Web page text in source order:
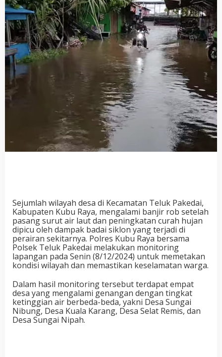
Sejumlah wilayah desa di Kecamatan Teluk Pakedai,
Kabupaten Kubu Raya, mengalami banjir rob setelah
pasang surut air laut dan peningkatan curah hujan
dipicu oleh dampak badai siklon yang terjadi di
perairan sekitarnya. Polres Kubu Raya bersama
Polsek Teluk Pakedai melakukan monitoring
lapangan pada Senin (8/12/2024) untuk memetakan
kondisi wilayah dan memastikan keselamatan warga.
Dalam hasil monitoring tersebut terdapat empat
desa yang mengalami genangan dengan tingkat
ketinggian air berbeda-beda, yakni Desa Sungai
Nibung, Desa Kuala Karang, Desa Selat Remis, dan
Desa Sungai Nipah.